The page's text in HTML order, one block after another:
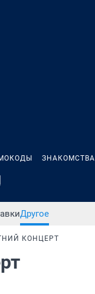
ЗНАКОМСТВА
Другое
КОНЦЕРТ